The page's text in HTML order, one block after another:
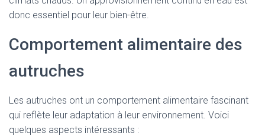
donc essentiel pour leur bien-être.
Comportement alimentaire des
autruches
Les autruches ont un comportement alimentaire fascinant
qui reflète leur adaptation à leur environnement. Voici
quelques aspects intéressants :